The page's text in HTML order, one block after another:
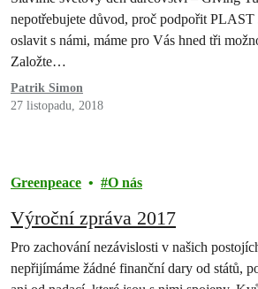
nepotřebujete důvod, proč podpořit
oslavit s námi, máme pro Vás hned tři
Založte…
Patrik Simon
27 listopadu, 2018
Greenpeace O nás
Výroční zpráva 2017
Pro zachování nezávislosti v našich
nepřijímáme žádné finanční dary od států,